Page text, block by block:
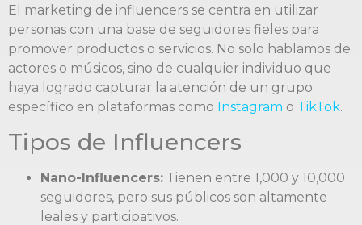
El marketing de influencers se centra en utilizar
personas con una base de seguidores fieles para
promover productos o servicios. No solo hablamos de
actores o músicos, sino de cualquier individuo que
haya logrado capturar la atención de un grupo
específico en plataformas como Instagram o TikTok.
Tipos de Influencers
Nano-Influencers: Tienen entre 1,000 y 10,000
seguidores, pero sus públicos son altamente
leales y participativos.